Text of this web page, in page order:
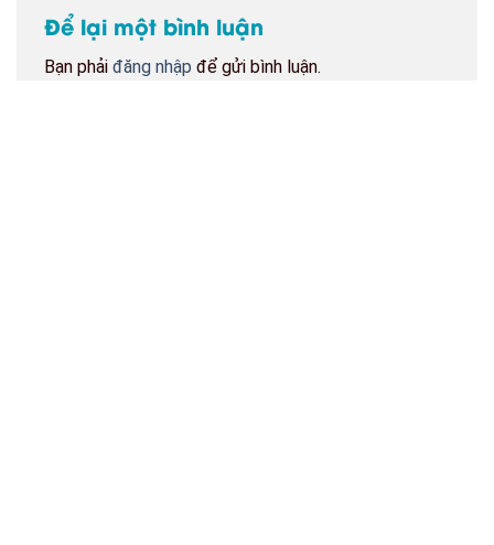
Để lại một bình luận
Bạn phải đăng nhập để gửi bình luận.